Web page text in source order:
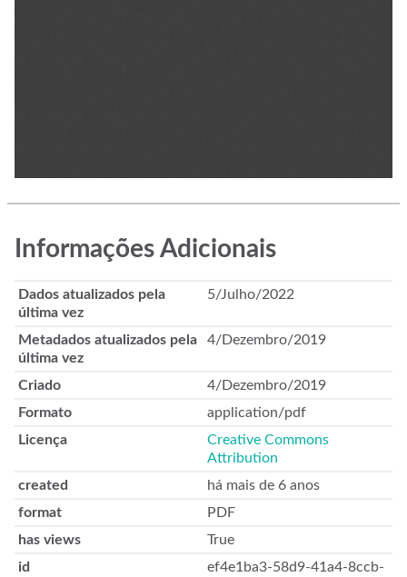
Informações Adicionais
Dados atualizados pela
última vez
5/Julho/2022
Metadados atualizados pela
última vez
4/Dezembro/2019
Criado
4/Dezembro/2019
Formato
application/pdf
Licença
Creative Commons
Attribution
created
há mais de 6 anos
format
PDF
has views
True
id
ef4e1ba3-58d9-41a4-8ccb-